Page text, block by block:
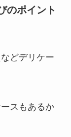
のポイント
どデリケー
スもあるか